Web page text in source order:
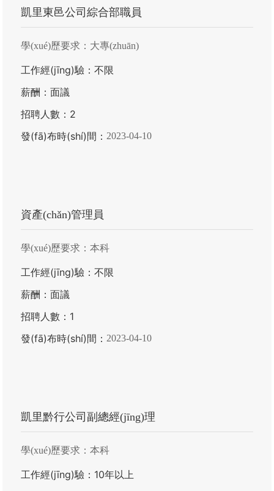
凱里東邑公司綜合部職員
學(xué)歷要求： 大專(zhuān)
工作經(jīng)驗：不限
薪酬：面議
招聘人數： 2
發(fā)布時(shí)間：2023-04-10
資產(chǎn)管理員
學(xué)歷要求：本科
工作經(jīng)驗：不限
薪酬：面議
招聘人數： 1
發(fā)布時(shí)間：2023-04-10
凱里黔行公司副總經(jīng)理
學(xué)歷要求：本科
工作經(jīng)驗： 10年以上